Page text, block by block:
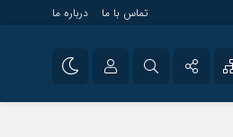
تماس با ما درباره ما